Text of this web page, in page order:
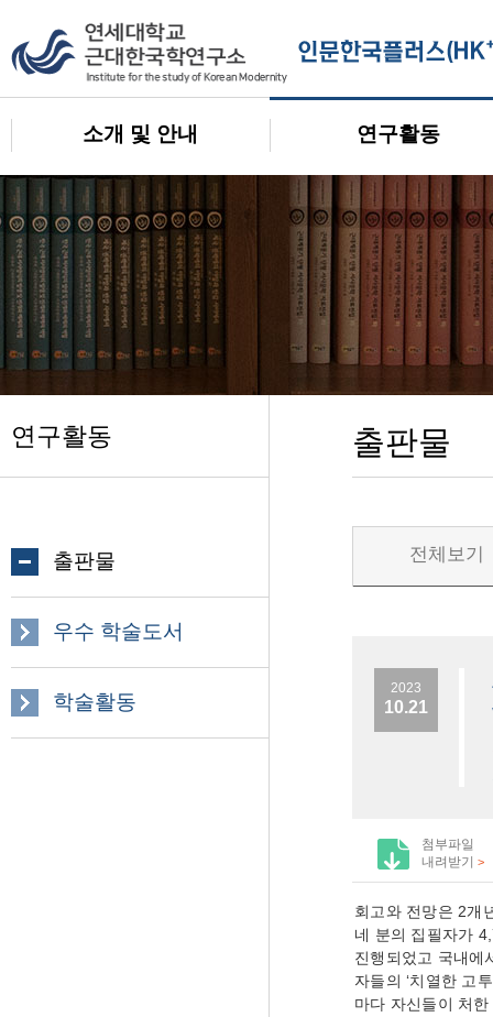
소개 및 안내 연구활동
연구활동
출판물
우수 학술도서
학술활동
출판물
전체보기
2023
10.21
첨부파일
내려받기 >
회고와 전망은 2개
네 분의 집필자가
진행되었고 국내에
자들의 ‘치열한 고
마다 자신들이 처